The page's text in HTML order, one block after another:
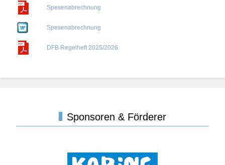
Spesenabrechnung
Spesenabrechnung
DFB Regelheft 2025/2026
Sponsoren & Förderer